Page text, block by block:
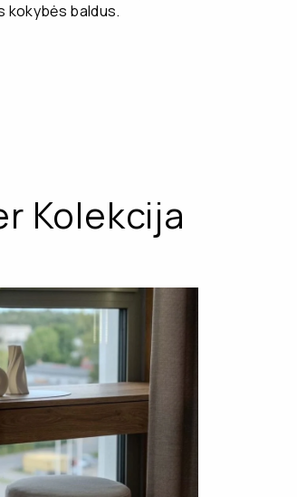
kokybės baldus.
Kolekcija